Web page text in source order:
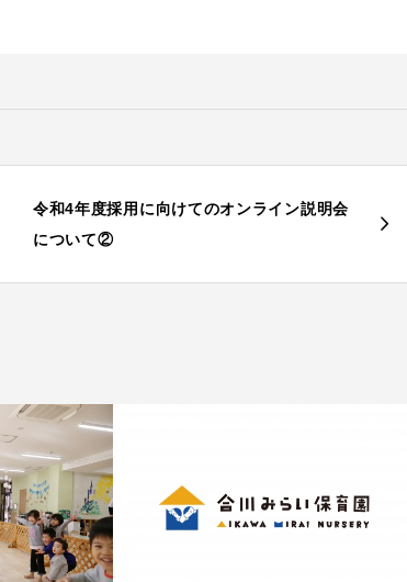
令和4年度採用に向けてのオンライン説明会
について②